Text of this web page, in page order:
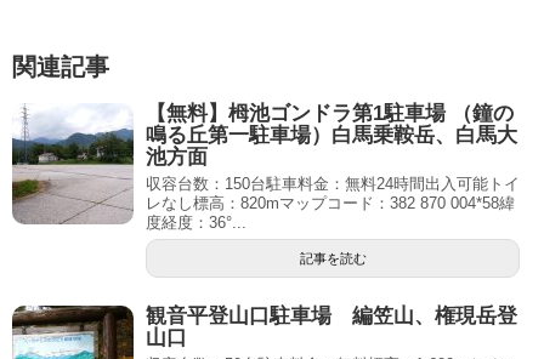
関連記事
【無料】栂池ゴンドラ第1駐車場 （鐘の
鳴る丘第一駐車場）白馬乗鞍岳、白馬大
池方面
収容台数：150台駐車料金：無料24時間出入可能トイ
レなし標高：820mマップコード：382 870 004*58緯
度経度：36°...
記事を読む
観音平登山口駐車場 編笠山、権現岳登
山口